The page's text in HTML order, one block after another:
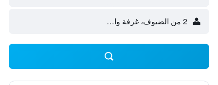
2 من الضيوف، غرفة واحدة